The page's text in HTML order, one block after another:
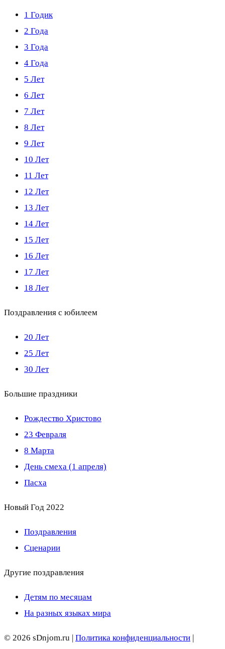
1 Годик
2 Года
3 Года
4 Года
5 Лет
6 Лет
7 Лет
8 Лет
9 Лет
10 Лет
11 Лет
12 Лет
13 Лет
14 Лет
15 Лет
16 Лет
17 Лет
18 Лет
Поздравления с юбилеем
20 Лет
25 Лет
30 Лет
Большие праздники
Рождество Христово
23 Февраля
8 Марта
День смеха (1 апреля)
Пасха
Новый Год 2022
Поздравления
Сценарии
Другие поздравления
Детям по месяцам
На разных языках мира
© 2026 sDnjom.ru | Политика конфиденциальности |